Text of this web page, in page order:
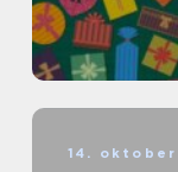
14. oktober